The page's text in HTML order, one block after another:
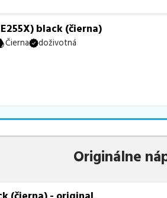
black (čierna)
Čierna doživotná
Originálne